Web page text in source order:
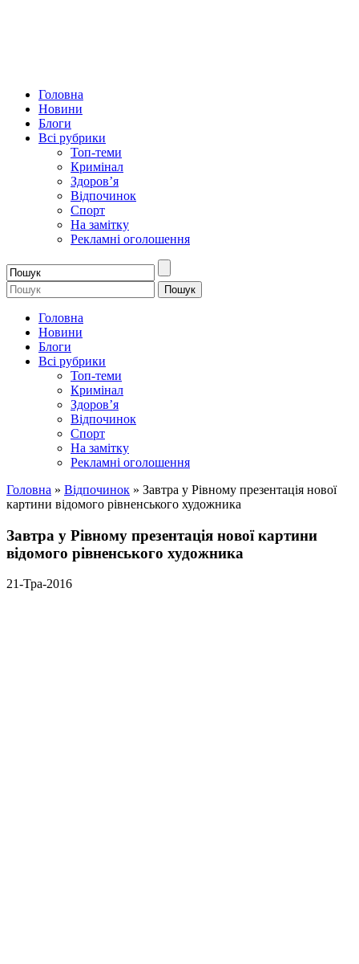
Головна
Новини
Блоги
Всі рубрики
Топ-теми
Кримінал
Здоров’я
Відпочинок
Спорт
На замітку
Рекламні оголошення
Головна
Новини
Блоги
Всі рубрики
Топ-теми
Кримінал
Здоров’я
Відпочинок
Спорт
На замітку
Рекламні оголошення
Головна » Відпочинок » Завтра у Рівному презентація нової
картини відомого рівненського художника
Завтра у Рівному презентація нової картини
відомого рівненського художника
21-Тра-2016